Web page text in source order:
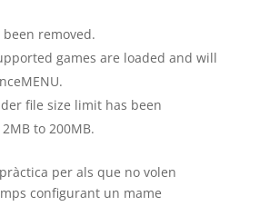
removed.
games are loaded and will
file size limit has been
to 200MB.
per als que no volen
configurant un mame